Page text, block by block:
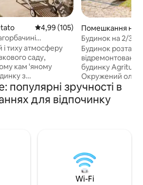
Середня оцінка: 4,99 з 5,
4,99 (105)
будинку
і тиху атмосферу
саду,
кам 'яному
з
як підлога з
склепінчасті
до будинку (ми
і продукти на
яким можна
Помешкання на
ті Montecatini
Будинок на 2/3
Фонтерегія
Будинок
будинку
Окружений
лісами, це
Неподалік від
Монсуммано
в 10 хвилинах їзди. Це місце також
стратегічне
основних
популярні зручності в
для відпочинку
Wi-Fi